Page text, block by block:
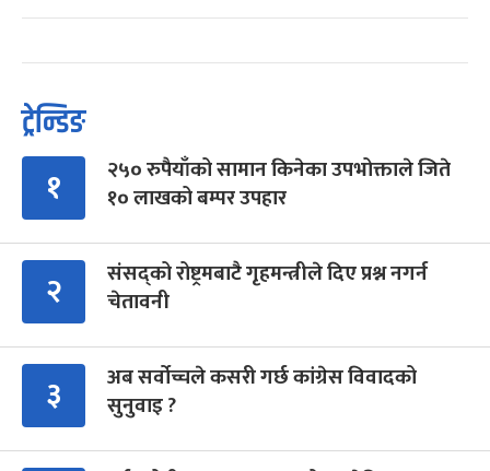
ट्रेन्डिङ
१
२५० रुपैयाँको सामान किनेका उपभोक्ताले जिते
१० लाखको बम्पर उपहार
२
संसद्को रोष्ट्रमबाटै गृहमन्त्रीले दिए प्रश्न नगर्न
चेतावनी
३
अब सर्वोच्चले कसरी गर्छ कांग्रेस विवादको
सुनुवाइ ?